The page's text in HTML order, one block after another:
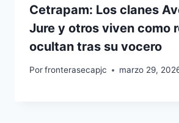
Cetrapam: Los clanes
Jure y otros viven como
ocultan tras su vocero
Porfronterasecapjc marzo 29,